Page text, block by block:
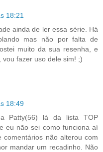
18:21
ainda de ler essa série. Há
mas não por falta de
muito da sua resenha, e
fazer uso dele sim! ;)
18:49
Patty(56) lá da lista TOP
eu não sei como funciona aí
comentários não alterou com
mandar um recadinho. Não